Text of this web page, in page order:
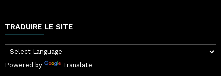
TRADUIRE LE SITE
Powered by Translate